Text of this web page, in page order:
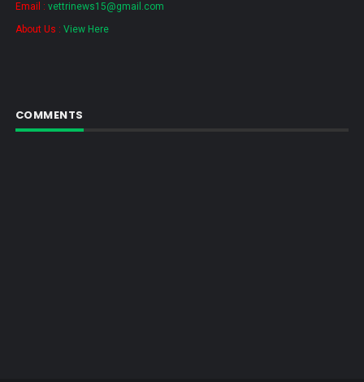
Email : vettrinews15@gmail.com
About Us : View Here
COMMENTS